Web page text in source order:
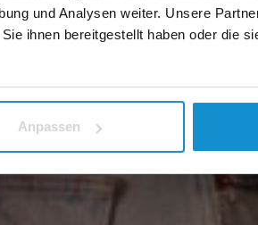
und Analysen weiter. Unsere
ihnen bereitgestellt haben oder die
Anpassen